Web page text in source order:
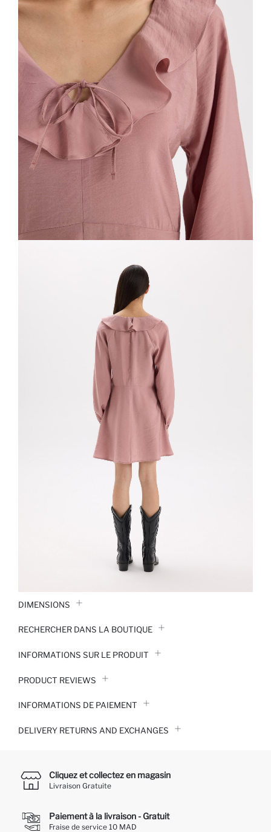
DIMENSIONS
RECHERCHER DANS LA BOUTIQUE
INFORMATIONS SUR LE PRODUIT
PRODUCT REVIEWS
INFORMATIONS DE PAIEMENT
DELIVERY RETURNS AND EXCHANGES
Cliquez et collectez en magasin
Livraison Gratuite
Paiement à la livraison - Gratuit
Fraise de service 10 MAD